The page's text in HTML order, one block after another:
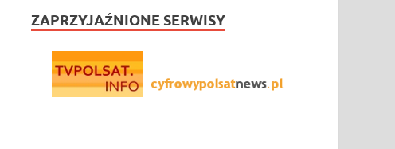
ZAPRZYJAŹNIONE SERWISY